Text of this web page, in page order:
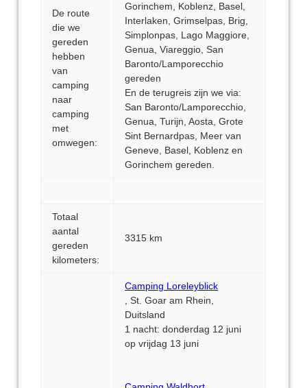
De route
die we
gereden
hebben
van
camping
naar
camping
met
omwegen:
Gorinchem, Koblenz, Basel,
Interlaken, Grimselpas, Brig,
Simplonpas, Lago Maggiore,
Genua, Viareggio, San
Baronto/Lamporecchio
gereden
En de terugreis zijn we via:
San Baronto/Lamporecchio,
Genua, Turijn, Aosta, Grote
Sint Bernardpas, Meer van
Geneve, Basel, Koblenz en
Gorinchem gereden.
Totaal
aantal
gereden
kilometers:
3315 km
Camping Loreleyblick
, St. Goar am Rhein,
Duitsland
1 nacht: donderdag 12 juni
op vrijdag 13 juni